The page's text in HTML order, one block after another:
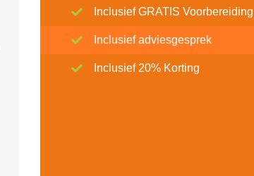
Inclusief GRATIS Voorbereiding
Inclusief adviesgesprek
Inclusief 20% Korting